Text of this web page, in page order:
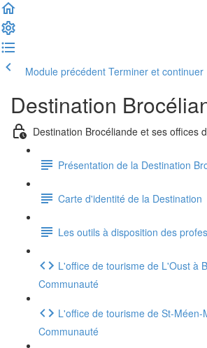
Module précédent Terminer et continuer
Destination
Destination Brocéliande et ses offices
Présentation de la Destination
Carte d'identité de la Destination
Les outils à disposition des
L'office de tourisme de L'Oust à
Communauté
L'office de tourisme de St-Méen-
Communauté